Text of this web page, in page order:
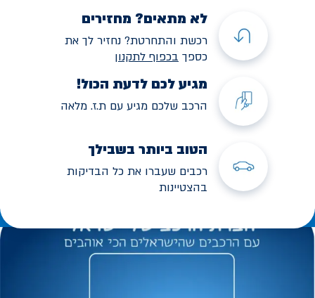
לא מתאים? מחזירים
רכשת והתחרטת? נחזיר לך את
כספך בכפוף לתקנון
מגיע לכם לדעת הכול!
הרכב שלכם מגיע עם ת.ז. מלאה
הטוב ביותר בשבילך
רכבים שעברו את כל הבדיקות
בהצטיינות